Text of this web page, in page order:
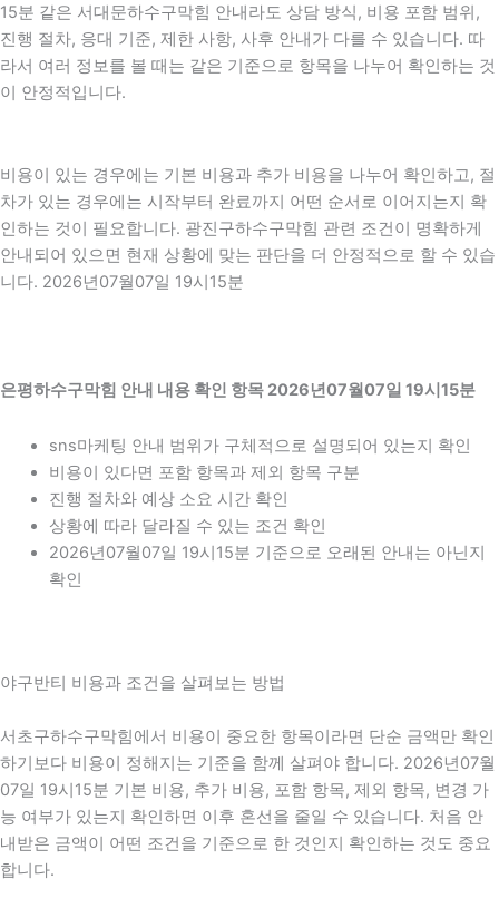
15분 같은 서대문하수구막힘 안내라도 상담 방식, 비용 포함 범위,
진행 절차, 응대 기준, 제한 사항, 사후 안내가 다를 수 있습니다. 따
라서 여러 정보를 볼 때는 같은 기준으로 항목을 나누어 확인하는 것
이 안정적입니다.
비용이 있는 경우에는 기본 비용과 추가 비용을 나누어 확인하고, 절
차가 있는 경우에는 시작부터 완료까지 어떤 순서로 이어지는지 확
인하는 것이 필요합니다. 광진구하수구막힘 관련 조건이 명확하게
안내되어 있으면 현재 상황에 맞는 판단을 더 안정적으로 할 수 있습
니다. 2026년07월07일 19시15분
은평하수구막힘 안내 내용 확인 항목 2026년07월07일 19시15분
sns마케팅 안내 범위가 구체적으로 설명되어 있는지 확인
비용이 있다면 포함 항목과 제외 항목 구분
진행 절차와 예상 소요 시간 확인
상황에 따라 달라질 수 있는 조건 확인
2026년07월07일 19시15분 기준으로 오래된 안내는 아닌지
확인
야구반티 비용과 조건을 살펴보는 방법
서초구하수구막힘에서 비용이 중요한 항목이라면 단순 금액만 확인
하기보다 비용이 정해지는 기준을 함께 살펴야 합니다. 2026년07월
07일 19시15분 기본 비용, 추가 비용, 포함 항목, 제외 항목, 변경 가
능 여부가 있는지 확인하면 이후 혼선을 줄일 수 있습니다. 처음 안
내받은 금액이 어떤 조건을 기준으로 한 것인지 확인하는 것도 중요
합니다.